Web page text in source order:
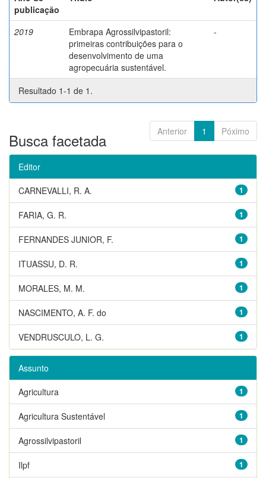
publicação
2019
Embrapa Agrossilvipastoril:
primeiras contribuições para o
desenvolvimento de uma
agropecuária sustentável.
-
Resultado 1-1 de 1.
Anterior 1 Póximo
Busca facetada
Editor
1
CARNEVALLI, R. A.
1
FARIA, G. R.
1
FERNANDES JUNIOR, F.
1
ITUASSU, D. R.
1
MORALES, M. M.
1
NASCIMENTO, A. F. do
1
VENDRUSCULO, L. G.
Assunto
1
Agricultura
1
Agricultura Sustentável
1
Agrossilvipastoril
1
Ilpf